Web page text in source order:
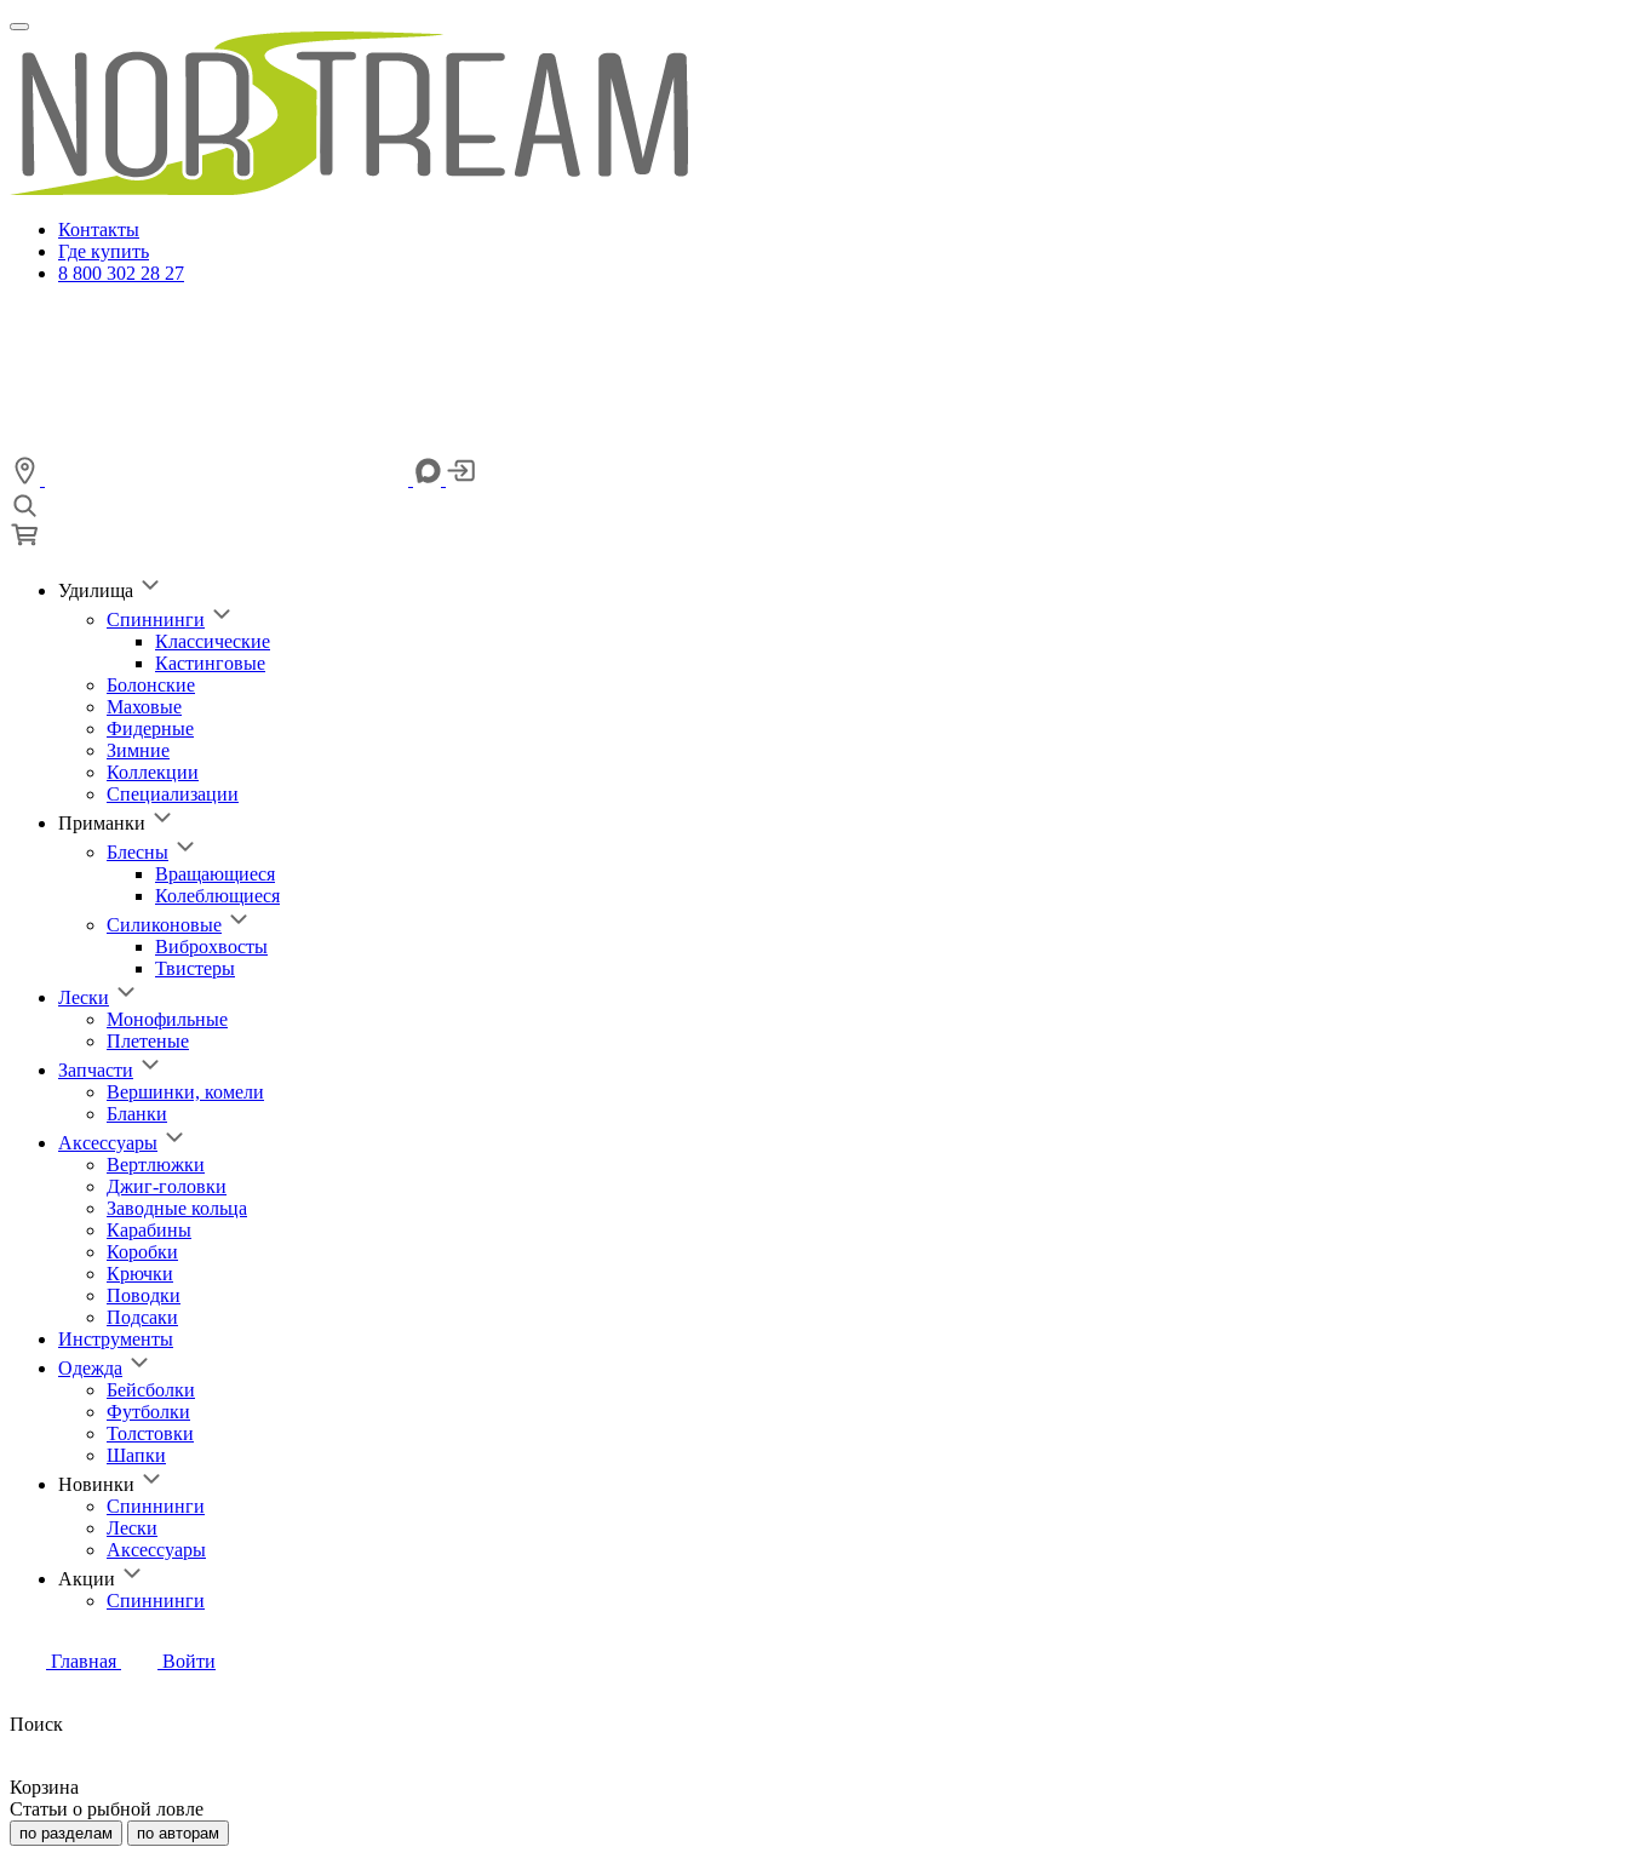
Контакты
Где купить
8 800 302 28 27
Удилища
Спиннинги
Классические
Кастинговые
Болонские
Маховые
Фидерные
Зимние
Коллекции
Специализации
Приманки
Блесны
Вращающиеся
Колеблющиеся
Силиконовые
Виброхвосты
Твистеры
Лески
Монофильные
Плетеные
Запчасти
Вершинки, комели
Бланки
Аксессуары
Вертлюжки
Джиг-головки
Заводные кольца
Карабины
Коробки
Крючки
Поводки
Подсаки
Инструменты
Одежда
Бейсболки
Футболки
Толстовки
Шапки
Новинки
Спиннинги
Лески
Аксессуары
Акции
Спиннинги
Главная Войти
Поиск
Корзина
Статьи о рыбной ловле
по разделам по авторам